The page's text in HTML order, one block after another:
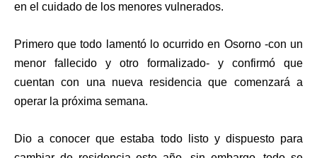
en el cuidado de los menores vulnerados.
Primero que todo lamentó lo ocurrido en Osorno -con un
menor fallecido y otro formalizado- y confirmó que
cuentan con una nueva residencia que comenzará a
operar la próxima semana.
Dio a conocer que estaba todo listo y dispuesto para